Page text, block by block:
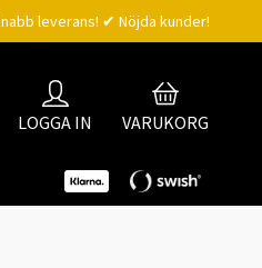
leverans! ✔ Nöjda kunder!
LOGGA IN VARUKORG